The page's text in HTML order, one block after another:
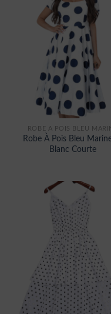
ROBE A POIS BLEU
Robe À Pois Bleu
Blanc Courte